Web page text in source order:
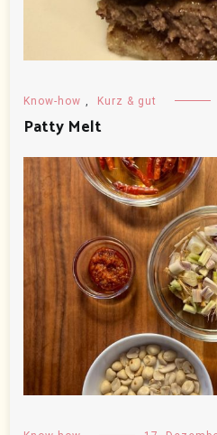
Know-how , Kurz & gut
Patty Melt